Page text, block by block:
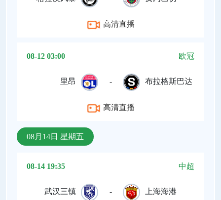
高清直播
08-12 03:00 欧冠
里昂 - 布拉格斯巴达
高清直播
08月14日 星期五
08-14 19:35 中超
武汉三镇 - 上海海港